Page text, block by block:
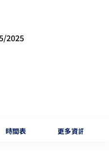
2025
時間表 更多資訊